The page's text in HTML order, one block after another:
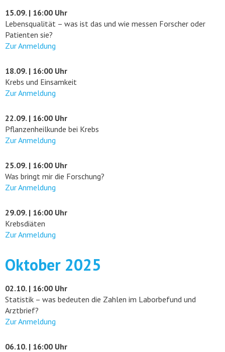
15.09. | 16:00 Uhr
Lebensqualität – was ist das und wie messen Forscher oder
Patienten sie?
Zur Anmeldung
18.09. | 16:00 Uhr
Krebs und Einsamkeit
Zur Anmeldung
22.09. | 16:00 Uhr
Pflanzenheilkunde bei Krebs
Zur Anmeldung
25.09. | 16:00 Uhr
Was bringt mir die Forschung?
Zur Anmeldung
29.09. | 16:00 Uhr
Krebsdiäten
Zur Anmeldung
Oktober 2025
02.10. | 16:00 Uhr
Statistik – was bedeuten die Zahlen im Laborbefund und
Arztbrief?
Zur Anmeldung
06.10. | 16:00 Uhr